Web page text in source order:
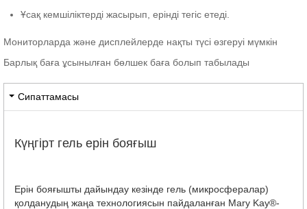
Ұсақ кемшіліктерді жасырып, ерінді тегіс етеді.
Мониторларда және дисплейлерде нақты түсі өзгеруі мүмкін
Барлық баға ұсынылған бөлшек баға болып табылады
Сипаттамасы
Күңгірт гель ерін бояғыш
Ерін бояғышты дайындау кезінде гель (микросфералар)
қолданудың жаңа технологиясын пайдаланған Mary Kay®-